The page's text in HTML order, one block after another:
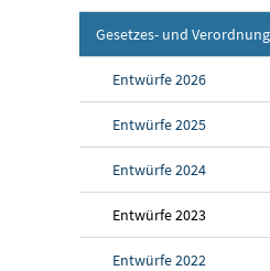
Gesetzes- und
Entwürfe 2026
Entwürfe 2025
Entwürfe 2024
Entwürfe 2023
Entwürfe 2022